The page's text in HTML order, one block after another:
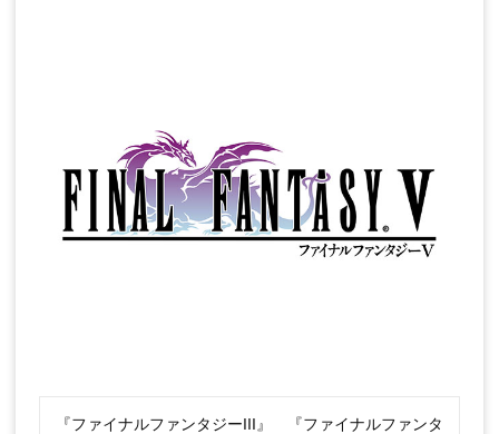
『ファイナルファンタジーIII』 『ファイナルファンタ